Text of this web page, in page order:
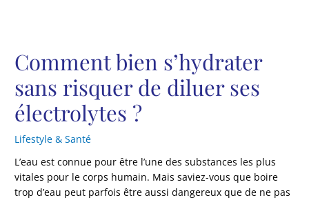
Comment bien s’hydrater
sans risquer de diluer ses
électrolytes ?
Lifestyle & Santé
L’eau est connue pour être l’une des substances les plus
vitales pour le corps humain. Mais saviez-vous que boire
trop d’eau peut parfois être aussi dangereux que de ne pas